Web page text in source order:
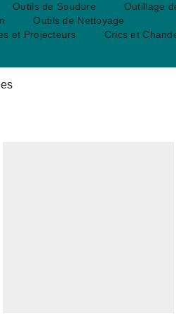
Outils de Soudure
Outillage
Outils de Nettoyage
et Projecteurs
Crics et